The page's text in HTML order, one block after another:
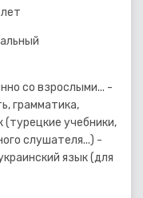
со взрослыми... -
грамматика,
(турецкие учебники,
слушателя...) -
язык (для